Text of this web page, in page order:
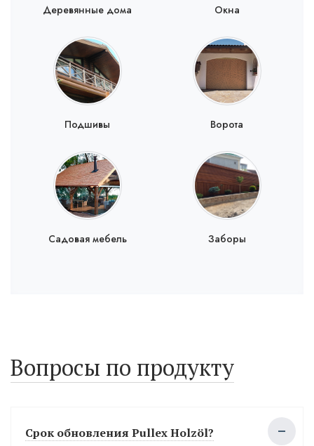
Деревянные дома Окна
Подшивы Ворота
Садовая мебель Заборы
Вопросы по продукту
Срок обновления Pullex Holzöl?